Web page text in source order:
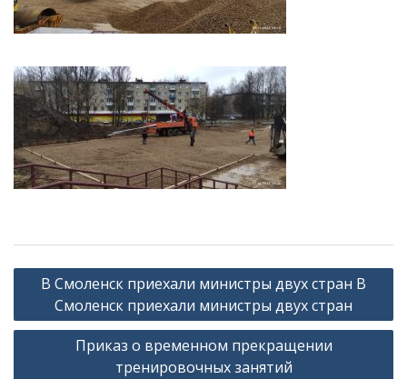
Навигация
записям
В Смоленск приехали министры двух стран В
Смоленск приехали министры двух стран
Приказ о временном прекращении
тренировочных занятий